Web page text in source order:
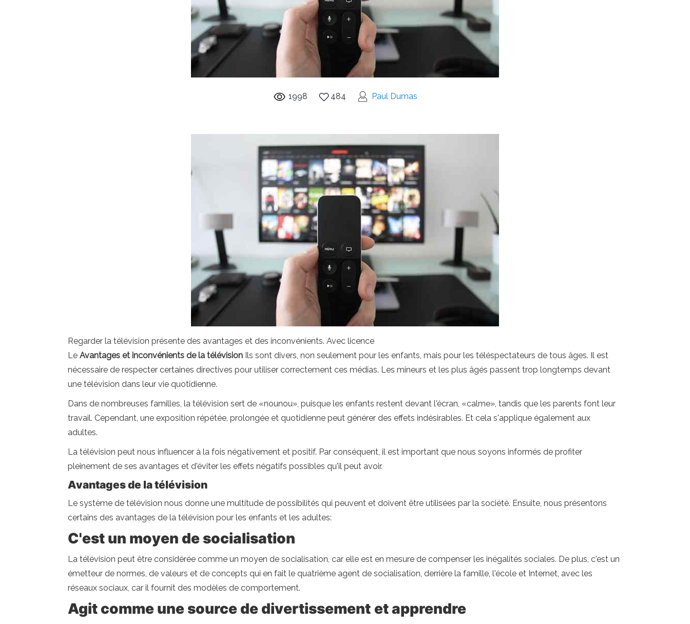
1998 484 Paul Dumas
Regarder la télévision présente des avantages et des inconvénients. Avec licence
Le Avantages et inconvénients de la télévision Ils sont divers, non seulement pour les enfants, mais pour les téléspectateurs de tous âges. Il est
nécessaire de respecter certaines directives pour utiliser correctement ces médias. Les mineurs et les plus âgés passent trop longtemps devant
une télévision dans leur vie quotidienne.
Dans de nombreuses familles, la télévision sert de «nounou», puisque les enfants restent devant l'écran, «calme», tandis que les parents font leur
travail. Cependant, une exposition répétée, prolongée et quotidienne peut générer des effets indésirables. Et cela s'applique également aux
adultes.
La télévision peut nous influencer à la fois négativement et positif. Par conséquent, il est important que nous soyons informés de profiter
pleinement de ses avantages et d'éviter les effets négatifs possibles qu'il peut avoir.
Avantages de la télévision
Le système de télévision nous donne une multitude de possibilités qui peuvent et doivent être utilisées par la société. Ensuite, nous présentons
certains des avantages de la télévision pour les enfants et les adultes:
C'est un moyen de socialisation
La télévision peut être considérée comme un moyen de socialisation, car elle est en mesure de compenser les inégalités sociales. De plus, c'est un
émetteur de normes, de valeurs et de concepts qui en fait le quatrième agent de socialisation, derrière la famille, l'école et Internet, avec les
réseaux sociaux, car il fournit des modèles de comportement.
Agit comme une source de divertissement et apprendre